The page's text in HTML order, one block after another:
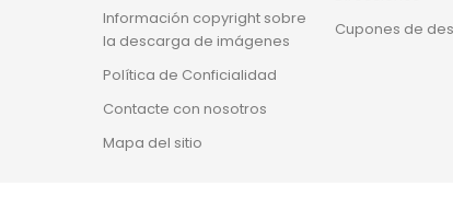
Información copyright sobre
la descarga de imágenes
Política de Conficialidad
Contacte con nosotros
Mapa del sitio
Cupones de